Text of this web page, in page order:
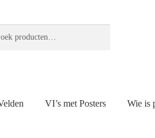
VI’s met Posters Wie is